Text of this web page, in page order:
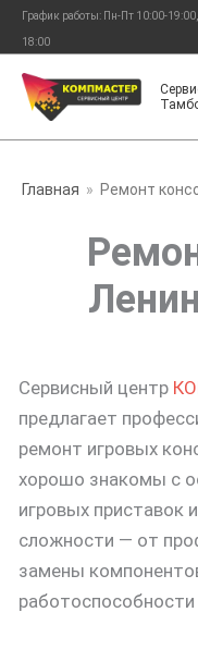
Перейти
содержимому
График работы: Пн-Пт 10:00-
18:00
Главная Ремонт
Сервисный центр
предлагает
ремонт игровых
хорошо знакомы с
игровых
сложности — от
замены
работоспособности